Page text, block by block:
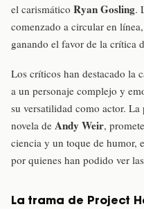
el carismático Ryan Gosling.
comenzado a circular en
ganando el favor de la crítica
Los críticos han destacado la
a un personaje complejo y
su versatilidad como actor.
novela de Andy Weir,
ciencia y un toque de humor,
por quienes han podido ver
La trama de Project